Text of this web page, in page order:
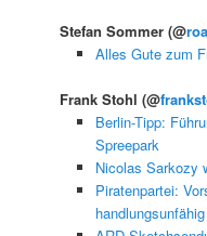
Stefan Sommer(@
Alles Gute zum
Frank Stohl(@
Berlin-Tipp:
Spreepark
Nicolas Sarkozy
Piratenpartei:
handlungsunfähig